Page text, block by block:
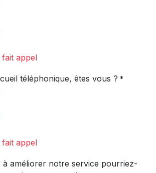
appel
téléphonique, êtes vous ? *
appel
à améliorer notre service pourriez-